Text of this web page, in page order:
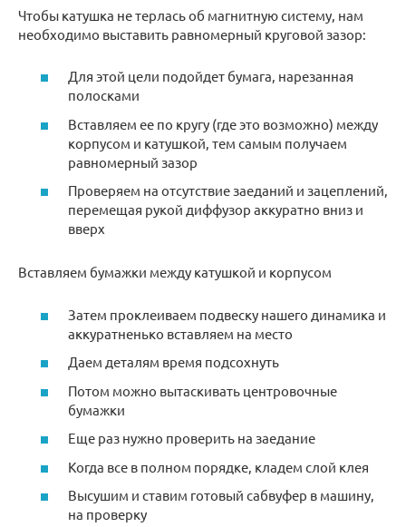
Чтобы катушка не терлась об магнитную систему, нам
необходимо выставить равномерный круговой зазор:
Для этой цели подойдет бумага, нарезанная
полосками
Вставляем ее по кругу (где это возможно) между
корпусом и катушкой, тем самым получаем
равномерный зазор
Проверяем на отсутствие заеданий и зацеплений,
перемещая рукой диффузор аккуратно вниз и
вверх
Вставляем бумажки между катушкой и корпусом
Затем проклеиваем подвеску нашего динамика и
аккуратненько вставляем на место
Даем деталям время подсохнуть
Потом можно вытаскивать центровочные
бумажки
Еще раз нужно проверить на заедание
Когда все в полном порядке, кладем слой клея
Высушим и ставим готовый сабвуфер в машину,
на проверку